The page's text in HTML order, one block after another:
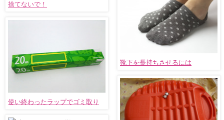
捨てないで！
靴下を長持ちさせるには
使い終わったラップでゴミ取り